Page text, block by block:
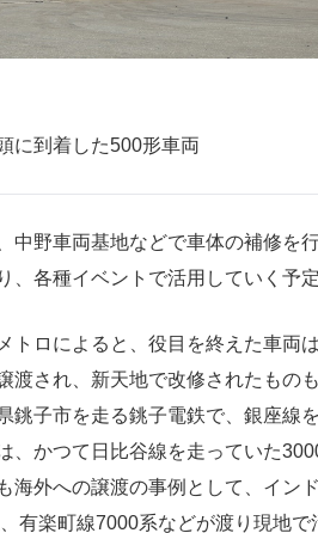
に到着した500形車両
中野車両基地などで車体の補修を
、各種イベントで活用していく予
トロによると、役目を終えた車両
渡され、新天地で改修されたもの
銚子市を走る銚子電鉄で、銀座線
、かつて日比谷線を走っていた
海外への譲渡の事例として、イン
有楽町線7000系などが渡り現地で